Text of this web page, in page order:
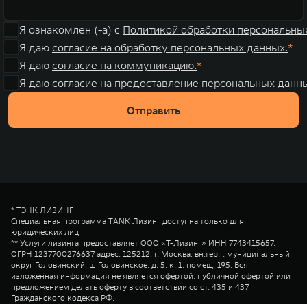
Я ознакомлен (-а) с Политикой обработки
Я даю согласие на обработку персональных данных.
Я даю согласие на коммуникацию.
Я даю согласие на предоставление персональных
Отправить
* ТЭНК ЛИЗИНГ
Специальная программа TANK Лизинг доступна только для
юридических лиц
** Услуги лизинга предоставляет ООО «Т-Лизинг» ИНН 7743415657,
ОГРН 1237700276637 адрес: 125212, г. Москва, вн.тер.г. муниципальный
округ Головинский, ш Головинское, д. 5, к. 1, помещ. 195. Вся
изложенная информация не является офертой, публичной офертой или
предложением делать оферту в соответствии со ст. 435 и 437
Гражданского кодекса РФ.